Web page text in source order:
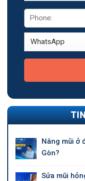
Nâng mũi ở
Gòn?
Sửa mũi